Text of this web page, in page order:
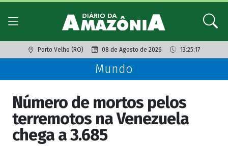
Porto Velho (RO) 08 de Agosto de 2026 13:25:17
Mundo
Número de mortos pelos
terremotos na Venezuela
chega a 3.685